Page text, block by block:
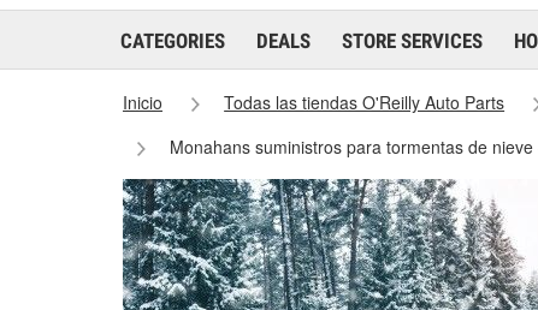
CATEGORIES DEALS STORE SERVICES
Inicio Todas las tiendas O'Reilly Auto Parts
Monahans suministros para tormentas de